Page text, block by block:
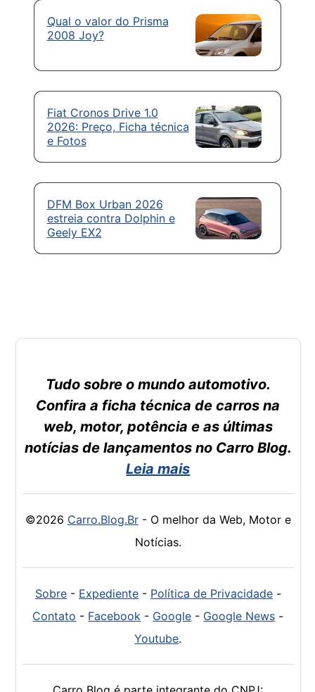
Qual o valor do Prisma
2008 Joy?
Fiat Cronos Drive 1.0
2026: Preço, Ficha técnica
e Fotos
DFM Box Urban 2026
estreia contra Dolphin e
Geely EX2
Tudo sobre o mundo automotivo.
Confira a ficha técnica de carros na
web, motor, potência e as últimas
notícias de lançamentos no Carro Blog.
Leia mais
©2026 Carro.Blog.Br- O melhor da Web, Motor e
Notícias.
Sobre- Expediente- Política de Privacidade-
Contato - Facebook - Google - Google News -
Youtube.